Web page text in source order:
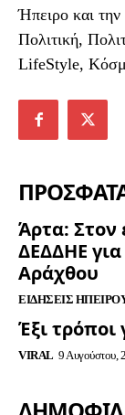
Ήπειρο και
Πολιτική,
LifeStyle,
Άρτα: Στον
ΔΕΔΔΗΕ για
Αράχθου
ΕΙΔΉΣΕΙΣ
Έξι τρόποι
VIRAL 9 Αυγούστου,